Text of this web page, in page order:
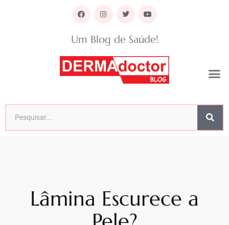
Um Blog de Saúde!
Lâmina Escurece a